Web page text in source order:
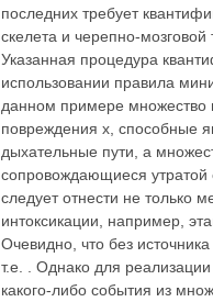
последних требует
скелета и черепно-
Указанная процедура
использовании правила
данном примере множество
повреждения х, способные
дыхательные пути, а
сопровождающиеся утратой
следует отнести не только
интоксикации, например,
Очевидно, что без
т.е. . Однако для
какого-либо события из